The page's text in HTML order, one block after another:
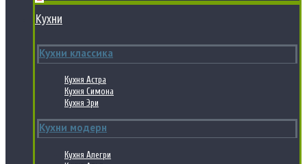
Кухни
Кухни классика
Кухня Астра
Кухня Симона
Кухня Эри
Кухни модерн
Кухня Алегри